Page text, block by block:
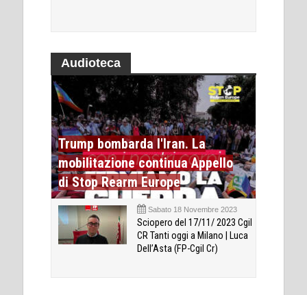
Audioteca
Trump bombarda l'Iran. La
mobilitazione continua Appello
di Stop Rearm Europe
Sabato 18 Novembre 2023
Sciopero del 17/11/ 2023 Cgil
CR Tanti oggi a Milano | Luca
Dell’Asta (FP-Cgil Cr)